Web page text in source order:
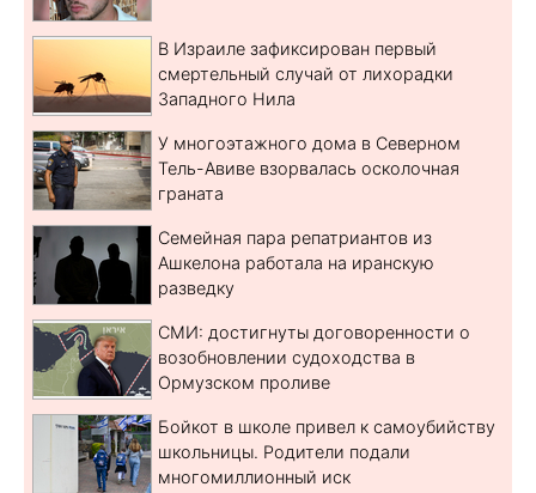
В Израиле зафиксирован первый
смертельный случай от лихорадки
Западного Нила
У многоэтажного дома в Северном
Тель-Авиве взорвалась осколочная
граната
Семейная пара репатриантов из
Ашкелона работала на иранскую
разведку
СМИ: достигнуты договоренности о
возобновлении судоходства в
Ормузском проливе
Бойкот в школе привел к самоубийству
школьницы. Родители подали
многомиллионный иск